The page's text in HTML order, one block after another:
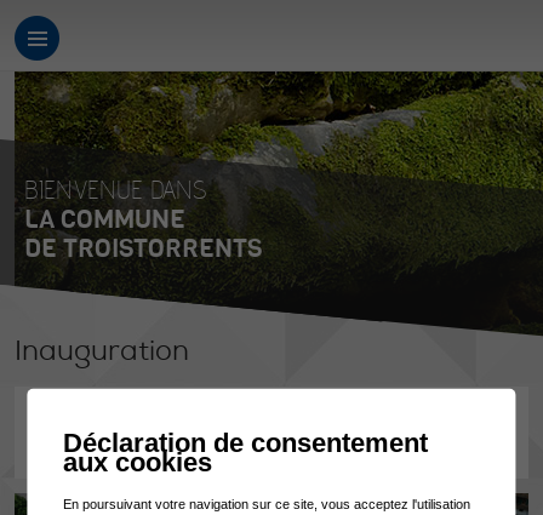
BIENVENUE DANS
LA COMMUNE
DE TROISTORRENTS
Inauguration
©Kylian Martignier
Déclaration de consentement
aux cookies
En poursuivant votre navigation sur ce site, vous acceptez l'utilisation